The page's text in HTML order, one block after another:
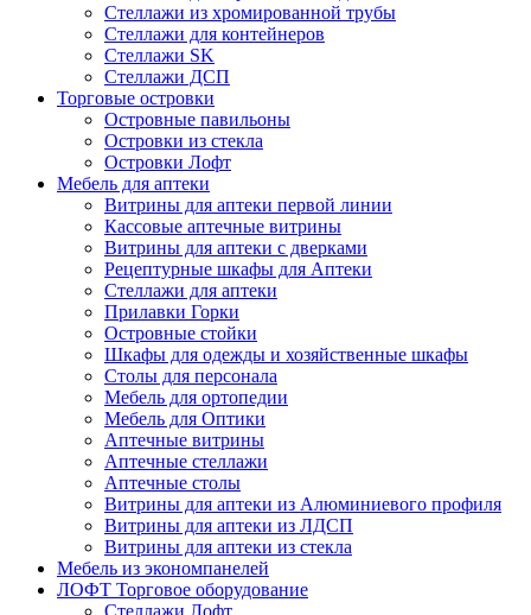
Стеллажи из хромированной трубы
Стеллажи для контейнеров
Стеллажи SK
Стеллажи ДСП
Торговые островки
Островные павильоны
Островки из стекла
Островки Лофт
Мебель для аптеки
Витрины для аптеки первой линии
Кассовые аптечные витрины
Витрины для аптеки с дверками
Рецептурные шкафы для Аптеки
Стеллажи для аптеки
Прилавки Горки
Островные стойки
Шкафы для одежды и хозяйственные шкафы
Столы для персонала
Мебель для ортопедии
Мебель для Оптики
Аптечные витрины
Аптечные стеллажи
Аптечные столы
Витрины для аптеки из Алюминиевого профиля
Витрины для аптеки из ЛДСП
Витрины для аптеки из стекла
Мебель из экономпанелей
ЛОФТ Торговое оборудование
Стеллажи Лофт